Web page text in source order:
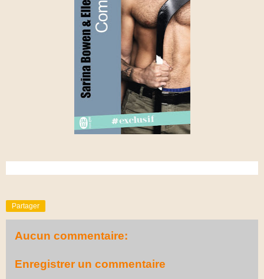
Partager
Aucun commentaire:
Enregistrer un commentaire